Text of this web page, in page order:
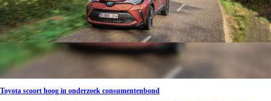
Toyota scoort hoog in onderzoek consumentenbond